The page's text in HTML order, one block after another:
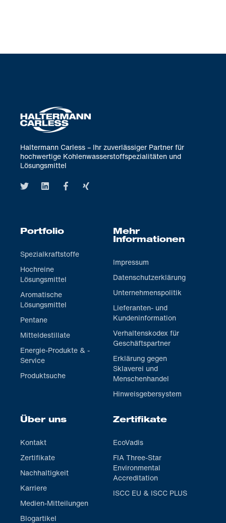
Haltermann Carless – Ihr zuverlässiger Partner für
hochwertige Kohlenwasserstoffspezialitäten und
Lösungsmittel
Portfolio
Spezialkraftstoffe
Hochreine
Lösungsmittel
Aromatische
Lösungsmittel
Pentane
Mitteldestillate
Energie-Produkte & -
Service
Produktsuche
Mehr
Informationen
Impressum
Datenschutzerklärung
Unternehmenspolitik
Lieferanten- und
Kundeninformation
Verhaltenskodex für
Geschäftspartner
Erklärung gegen
Sklaverei und
Menschenhandel
Hinweisgebersystem
Über uns
Kontakt
Zertifikate
Nachhaltigkeit
Karriere
Medien-Mitteilungen
Blogartikel
Zertifikate
EcoVadis
FIA Three-Star
Environmental
Accreditation
ISCC EU & ISCC PLUS